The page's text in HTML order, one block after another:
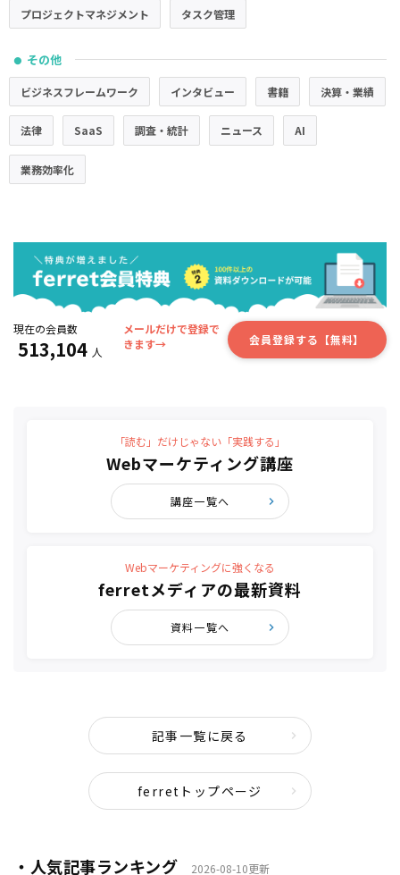
プロジェクトマネジメント タスク管理
● その他
ビジネスフレームワーク インタビュー 書籍 決算・業績
法律 SaaS 調査・統計 ニュース AI
業務効率化
現在の会員数
513,104 人
メールだけで登録で
きます→
会員登録する【無料】
「読む」だけじゃない「実践する」
Webマーケティング講座
講座一覧へ
Webマーケティングに強くなる
ferretメディアの最新資料
資料一覧へ
記事一覧に戻る
ferretトップページ
・人気記事ランキング 2026-08-10更新